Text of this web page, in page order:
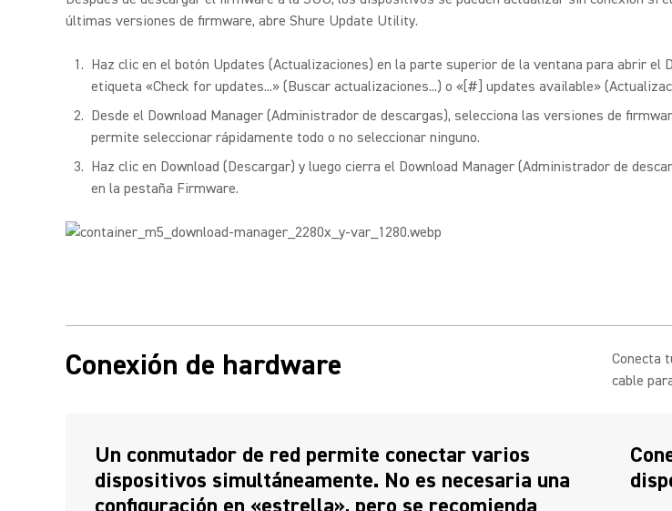
últimas versiones de firmware, abre Shure Update Utility.
Haz clic en el botón Updates (Actualizaciones) en la parte superior de la ventana para abrir
etiqueta «Check for updates...» (Buscar actualizaciones...) o «[#] updates available»
Desde el Download Manager (Administrador de descargas), selecciona las versiones de
permite seleccionar rápidamente todo o no seleccionar ninguno.
Haz clic en Download (Descargar) y luego cierra el Download Manager (Administrador de
en la pestaña Firmware.
Conexión de hardware
Conecta
cable
Un conmutador de red permite conectar varios
dispositivos simultáneamente. No es necesaria una